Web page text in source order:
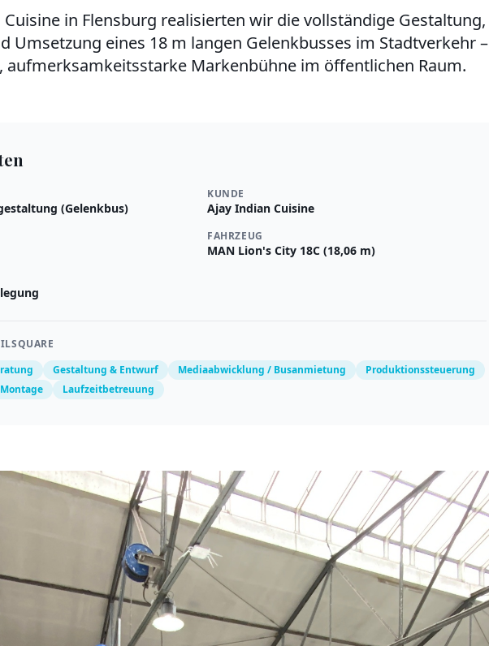
Cuisine in Flensburg realisierten wir die vollständige Gestaltung,
Umsetzung eines 18 m langen Gelenkbusses im Stadtverkehr –
aufmerksamkeitsstarke Markenbühne im öffentlichen Raum.
(Gelenkbus)
KUNDE
Ajay Indian Cuisine
FAHRZEUG
MAN Lion's City 18C (18,06 m)
Gestaltung & Entwurf Mediaabwicklung / Busanmietung
Produktionssteuerung
Laufzeitbetreuung